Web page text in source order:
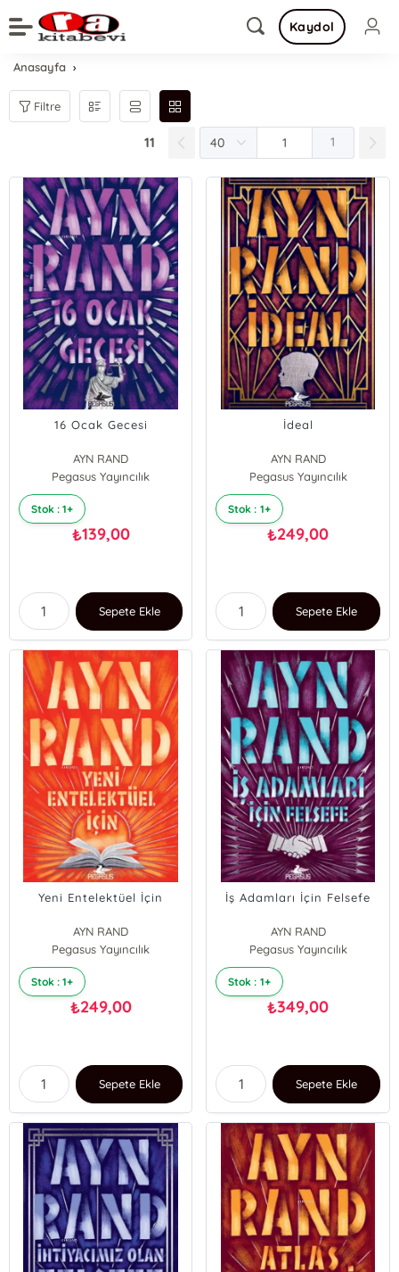
Kaydol
Anasayfa
Filtre
11 1
16 Ocak Gecesi
AYN RAND
Pegasus Yayıncılık
Stok : 1+
₺139,00
Sepete Ekle
İdeal
AYN RAND
Pegasus Yayıncılık
Stok : 1+
₺249,00
Sepete Ekle
Yeni Entelektüel İçin
AYN RAND
Pegasus Yayıncılık
Stok : 1+
₺249,00
Sepete Ekle
İş Adamları İçin Felsefe
AYN RAND
Pegasus Yayıncılık
Stok : 1+
₺349,00
Sepete Ekle